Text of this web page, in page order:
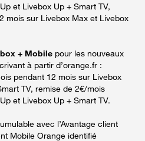
et Livebox Up + Smart TV,
mois sur Livebox Max et Livebox
+ Mobile pour les nouveaux
à partir d’orange.fr :
pendant 12 mois sur Livebox
TV, remise de 2€/mois
et Livebox Up + Smart TV.
avec l’Avantage client
Mobile Orange identifié